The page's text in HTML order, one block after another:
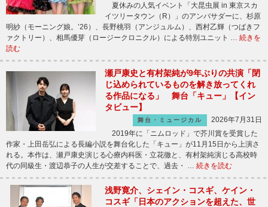
夏休みの人気イベント「大昆虫展 in 東京スカ
イツリータウン（R）」のアンバサダーに、杉原
明紗（モーニング娘。’26）、長野桃羽（アンジュルム）、西村乙輝（つばきフ
ァクトリー）、相馬優芽（ロージークロニクル）による特別ユニット … 続きを
読む
瀬戸康史と有村架純が9年ぶりの共演「閉
じ込められているものを解き放ってくれ
る作品になる」 舞台「キュー」【イン
タビュー】
舞台・ミュージカル
2026年7月31日
2019年に「ニムロッド」で芥川賞を受賞した
作家・上田岳弘による長編小説を舞台化した「キュー」が11月15日から上演さ
れる。本作は、瀬戸康史演じる心療内科医・立花徹と、有村架純演じる高校時
代の同級生・渡辺恭子の人生が交差することで、過去・ … 続きを読む
浅野寛介、シェイン・コスギ、ケイン・
コスギ「日本のアクションを超えた、世